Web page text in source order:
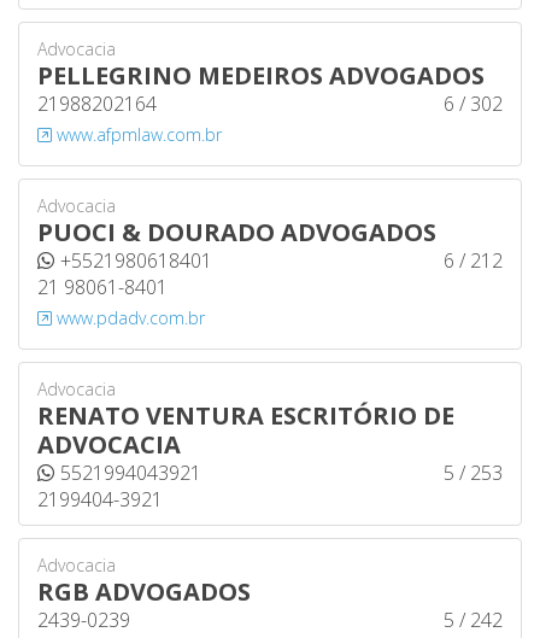
Advocacia
PELLEGRINO MEDEIROS ADVOGADOS
6 / 302
21988202164
www.afpmlaw.com.br
Advocacia
PUOCI & DOURADO ADVOGADOS
6 / 212
+5521980618401
21 98061-8401
www.pdadv.com.br
Advocacia
RENATO VENTURA ESCRITÓRIO DE
ADVOCACIA
5 / 253
5521994043921
2199404-3921
Advocacia
RGB ADVOGADOS
5 / 242
2439-0239